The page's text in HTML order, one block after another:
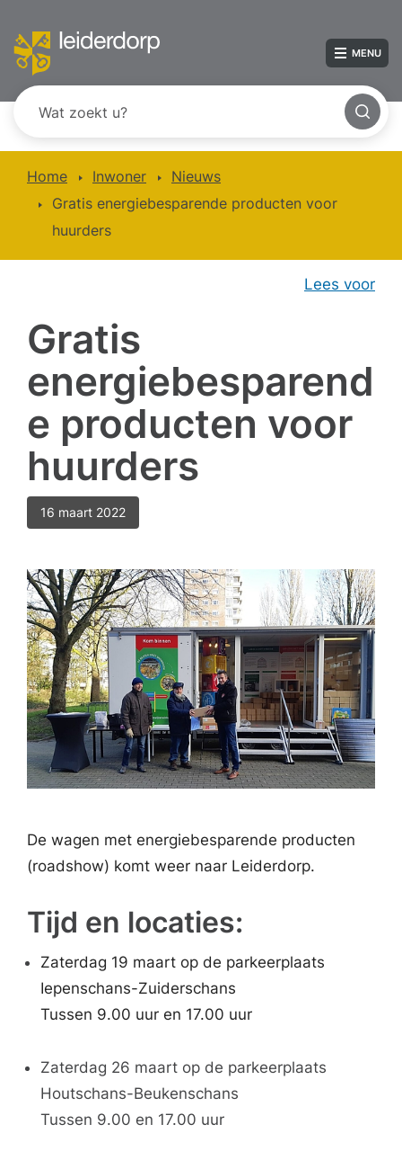
MENU
Home Inwoner
Nieuws
Gratis energiebesparende producten voor
huurders
Lees voor
Gratis
energiebesparend
e producten voor
huurders
16 maart 2022
De wagen met energiebesparende producten
(roadshow) komt weer naar Leiderdorp.
Tijd en locaties:
Zaterdag 19 maart op de parkeerplaats
Iepenschans-Zuiderschans
Tussen 9.00 uur en 17.00 uur
Zaterdag 26 maart op de parkeerplaats
Houtschans-Beukenschans
Tussen 9.00 en 17.00 uur